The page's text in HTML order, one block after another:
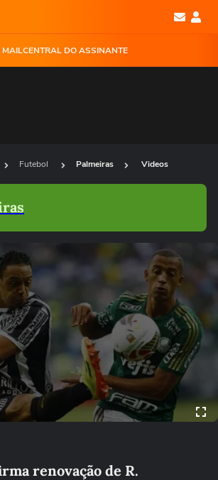
MAILCENTRAL DO ASSINANTE
Futebol Palmeiras Videos
renovação de R.